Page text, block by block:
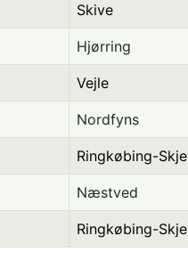
Skive
Hjørring
Vejle
Nordfyns
Ringkøbing-
Næstved
Ringkøbing-